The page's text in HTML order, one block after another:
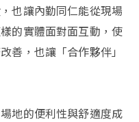
也讓內勤同仁能從現場
的實體面對面互動，使
善，也讓「合作夥伴」
地的便利性與舒適度成